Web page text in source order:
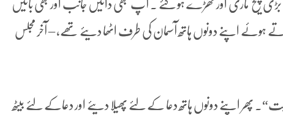
چیخ ماری اور کھڑے ہو گئے ۔ آپ کبھی دائیں جانب اورکبھی بائیں
ہوئے اپنے دونوں ہاتھ آسمان کی طرف اٹھا دیئے تھے، – آخر مجلس
اپنے دونوں ہاتھ دعا کے لئے پھیلا دیئے اور دعاکے لئے بیٹھ